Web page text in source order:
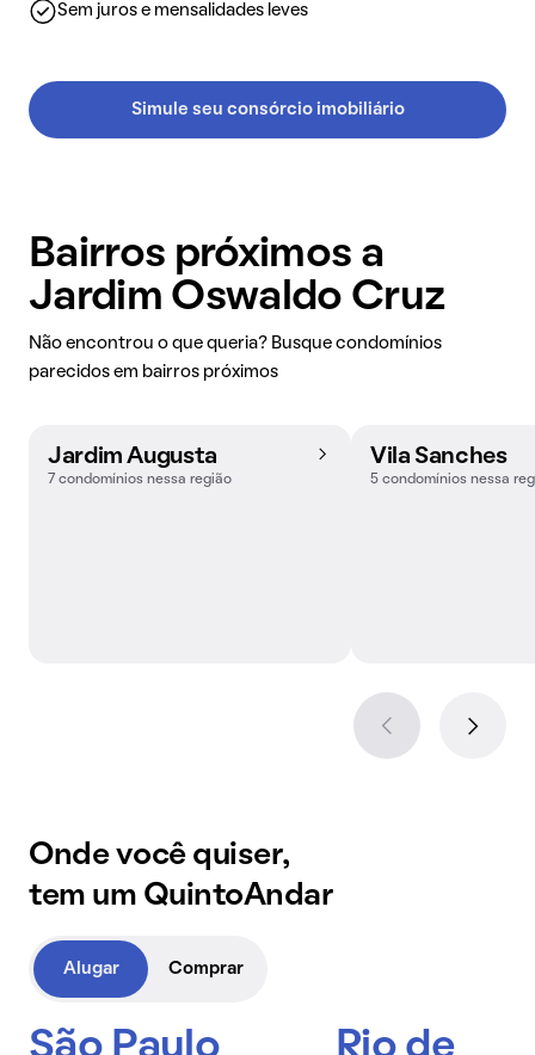
Sem juros e mensalidades leves
Simule seu consórcio imobiliário
Bairros próximos a
Jardim Oswaldo Cruz
Não encontrou o que queria? Busque condomínios
parecidos em bairros próximos
Jardim Augusta
7 condomínios nessa região
Vila Sanches
5 condomínios nessa
Onde você quiser,
tem um QuintoAndar
Alugar Comprar